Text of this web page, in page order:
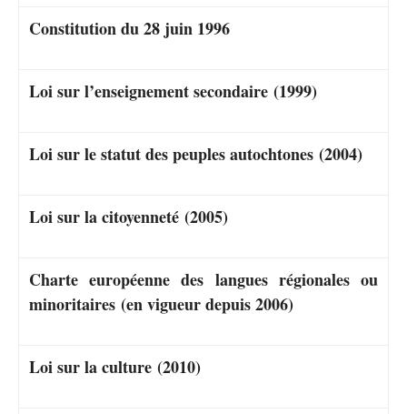
Constitution du 28 juin 1996
Loi sur l’enseignement secondaire (1999)
Loi sur le statut des peuples autochtones (2004)
Loi sur la citoyenneté (2005)
Charte européenne des langues régionales ou
minoritaires (en vigueur depuis 2006)
Loi sur la culture (2010)